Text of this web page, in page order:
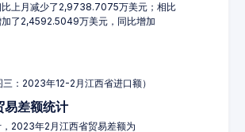
比上月减少了2,9738.7075万美元；相比
了2,4592.5049万美元，同比增加
三：2023年12-2月江西省进口额）
易差额统计
2023年2月江西省贸易差额为